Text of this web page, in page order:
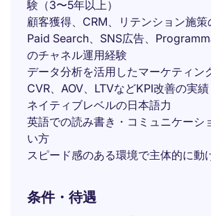
験（3〜5年以上）
顧客獲得、CRM、リテンション施策
Paid Search、SNS広告、
のチャネル運用経験
データ分析を活用したマーケティン
CVR、AOV、LTVなどKPI改善の実績
ネイティブレベルの日本語力
英語での読み書き・コミュニケーシ
い方
スピード感のある環境で主体的に動
条件・待遇